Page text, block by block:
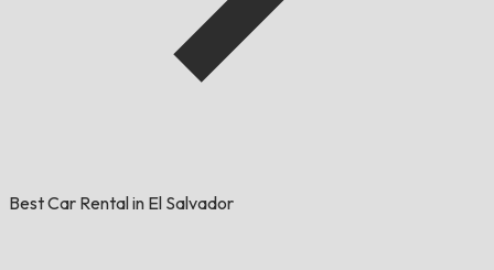
Best Car Rental in El Salvador